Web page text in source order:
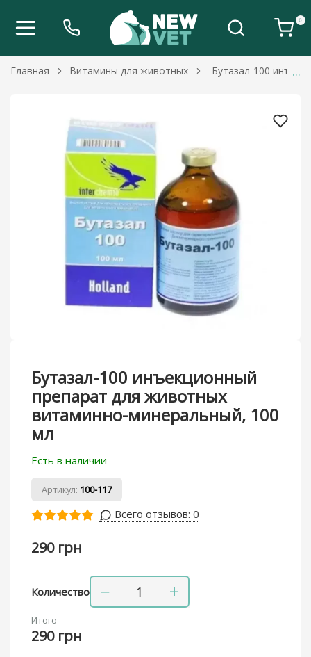
0
Главная Витамины для животных Бутазал-100
Бутазал-100 инъекционный
препарат для животных
витаминно-минеральный, 100
мл
Есть в наличии
Артикул: 100-117
Всего отзывов: 0
290 грн
Количество − +
Итого
290 грн